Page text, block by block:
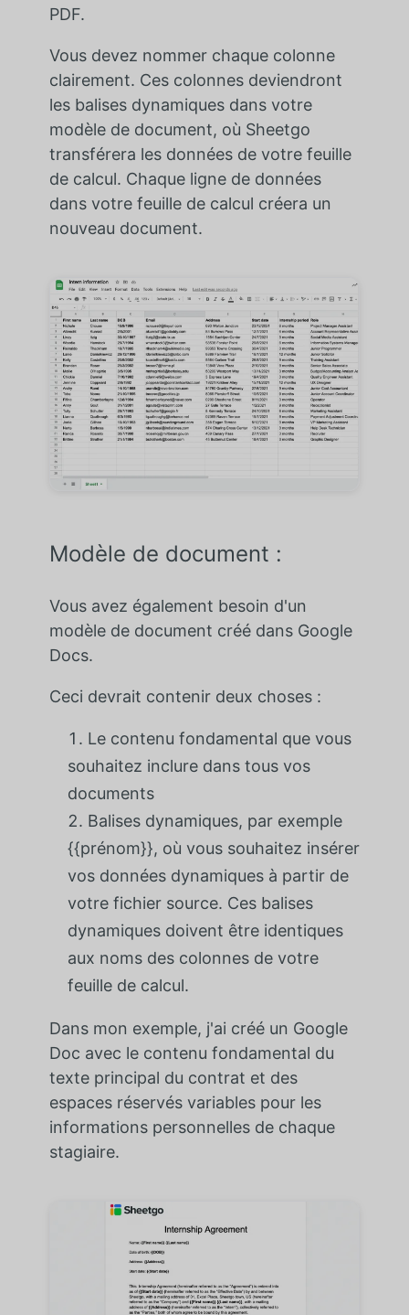
PDF.
Vous devez nommer chaque colonne
clairement. Ces colonnes deviendront
les balises dynamiques dans votre
modèle de document, où Sheetgo
transférera les données de votre feuille
de calcul. Chaque ligne de données
dans votre feuille de calcul créera un
nouveau document.
Modèle de document :
Vous avez également besoin d'un
modèle de document créé dans Google
Docs.
Ceci devrait contenir deux choses :
Le contenu fondamental que vous
souhaitez inclure dans tous vos
documents
Balises dynamiques, par exemple
{{prénom}}, où vous souhaitez insérer
vos données dynamiques à partir de
votre fichier source. Ces balises
dynamiques doivent être identiques
aux noms des colonnes de votre
feuille de calcul.
Dans mon exemple, j'ai créé un Google
Doc avec le contenu fondamental du
texte principal du contrat et des
espaces réservés variables pour les
informations personnelles de chaque
stagiaire.